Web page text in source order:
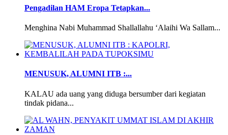
Pengadilan HAM Eropa Tetapkan...
Menghina Nabi Muhammad Shallallahu ‘Alaihi Wa Sallam...
MENUSUK, ALUMNI ITB :...
KALAU ada uang yang diduga bersumber dari kegiatan
tindak pidana...